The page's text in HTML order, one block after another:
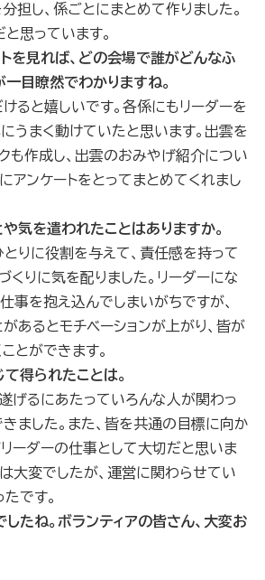
担し、係ごとにまとめて作りました。
思っています。
を見れば、どの会場で誰がどんなふ
目瞭然でわかりますね。
ると嬉しいです。各係にもリーダーを
うまく動けていたと思います。出雲を
も作成し、出雲のおみやげ紹介につい
アンケートをとってまとめてくれまし
気を遣われたことはありますか。
りに役割を与えて、責任感を持って
くりに気を配りました。リーダーにな
事を抱え込んでしまいがちですが、
あるとモチベーションが上がり、皆が
とができます。
得られたことは。
げるにあたっていろんな人が関わっ
ました。また、皆を共通の目標に向か
ーダーの仕事として大切だと思いま
大変でしたが、運営に関わらせてい
です。
たね。ボランティアの皆さん、大変お